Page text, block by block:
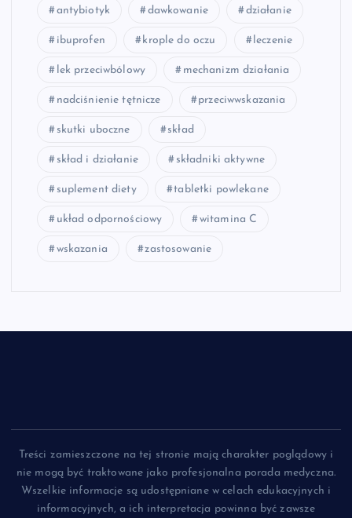
antybiotyk dawkowanie działanie
ibuprofen krople do oczu leczenie
lek przeciwbólowy mechanizm działania
nadciśnienie tętnicze przeciwwskazania
skutki uboczne skład
skład i działanie składniki aktywne
suplement diety tabletki powlekane
układ odpornościowy witamina C
wskazania zastosowanie
Treści zamieszczone na tej stronie mają charakter poglądowy i
nie mogą być traktowane jako profesjonalna porada medyczna.
Wszelkie informacje są udostępniane w celach edukacyjnych i
informacyjnych, a ich interpretacja powinna być zawsze